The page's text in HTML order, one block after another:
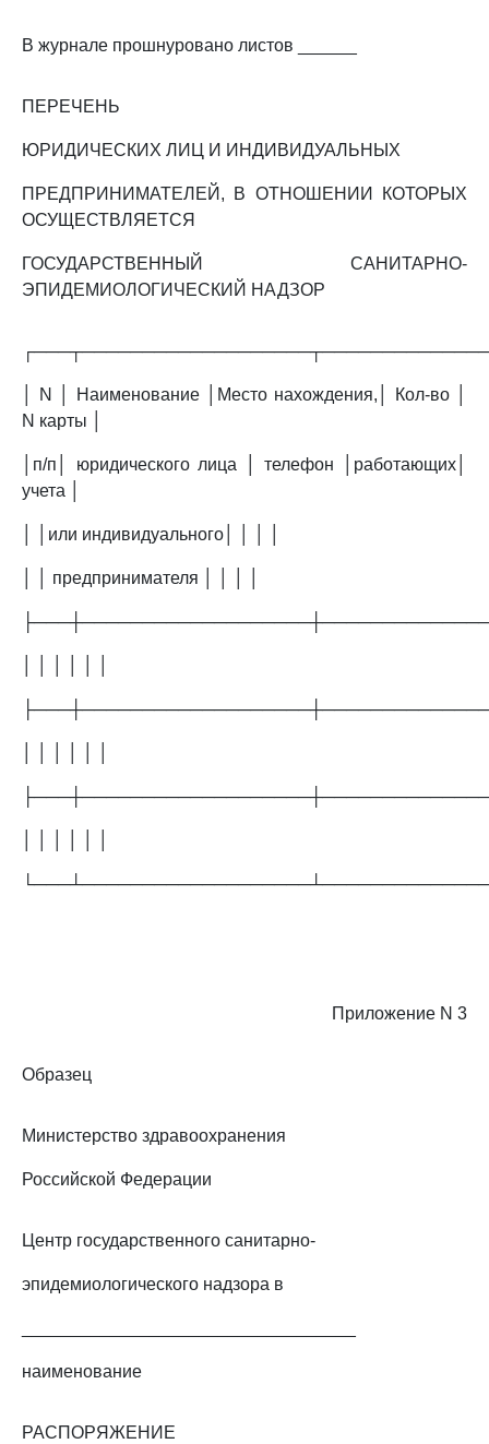
В журнале прошнуровано листов ______
ПЕРЕЧЕНЬ
ЮРИДИЧЕСКИХ ЛИЦ И ИНДИВИДУАЛЬНЫХ
ПРЕДПРИНИМАТЕЛЕЙ, В ОТНОШЕНИИ КОТОРЫХ
ОСУЩЕСТВЛЯЕТСЯ
ГОСУДАРСТВЕННЫЙ САНИТАРНО-
ЭПИДЕМИОЛОГИЧЕСКИЙ НАДЗОР
│ N │ Наименование │Место нахождения,│ Кол-во │
N карты │
│п/п│ юридического лица │ телефон │работающих│
учета │
│ │или индивидуального│ │ │ │
│ │ предпринимателя │ │ │ │
Приложение N 3
Образец
Министерство здравоохранения
Российской Федерации
Центр государственного санитарно-
эпидемиологического надзора в
наименование
РАСПОРЯЖЕНИЕ